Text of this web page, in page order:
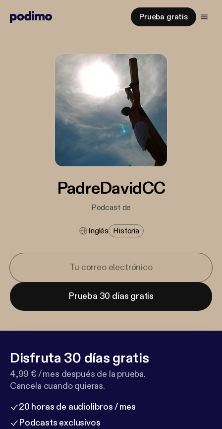
Prueba gratis
PadreDavidCC
Podcast de
Inglés Historia
Prueba 30 días gratis
Disfruta 30 días gratis
4,99 € / mes después de la prueba.
Cancela cuando quieras.
20 horas de audiolibros / mes
Podcasts exclusivos